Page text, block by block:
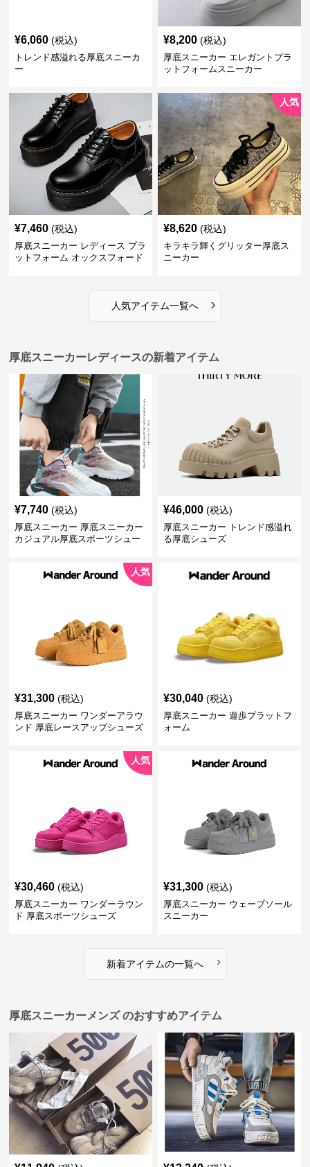
¥6,060 (税込)
トレンド感溢れる厚底スニーカ
ー
¥8,200 (税込)
厚底スニーカー エレガントプラ
ットフォームスニーカー
¥7,460 (税込)
厚底スニーカー レディース プラ
ットフォーム オックスフォード
人気
¥8,620 (税込)
キラキラ輝くグリッター厚底ス
ニーカー
人気アイテム一覧へ ›
厚底スニーカーレディースの新着アイテム
¥7,740 (税込)
厚底スニーカー 厚底スニーカー
カジュアル厚底スポーツシュー
¥46,000 (税込)
厚底スニーカー トレンド感溢れ
る厚底シューズ
人気
¥31,300 (税込)
厚底スニーカー ワンダーアラウ
ンド 厚底レースアップシューズ
¥30,040 (税込)
厚底スニーカー 遊歩プラットフ
ォーム
人気
¥30,460 (税込)
厚底スニーカー ワンダーラウン
ド 厚底スポーツシューズ
¥31,300 (税込)
厚底スニーカー ウェーブソール
スニーカー
新着アイテムの一覧へ ›
厚底スニーカーメンズ のおすすめアイテム